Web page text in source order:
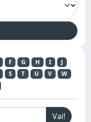
F G H I
J
S T U V
W